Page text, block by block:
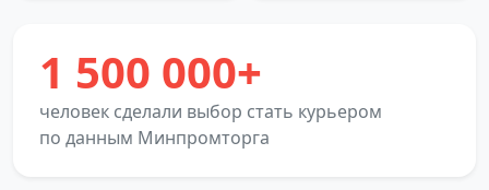
1 500 000+
человек сделали выбор стать курьером
по данным Минпромторга